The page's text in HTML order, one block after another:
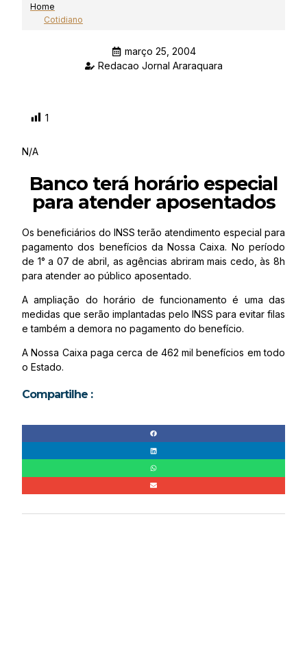
Home
Cotidiano
março 25, 2004
Redacao Jornal Araraquara
1
N/A
Banco terá horário especial
para atender aposentados
Os beneficiários do INSS terão atendimento especial para
pagamento dos benefícios da Nossa Caixa. No período
de 1° a 07 de abril, as agências abriram mais cedo, às 8h
para atender ao público aposentado.
A ampliação do horário de funcionamento é uma das
medidas que serão implantadas pelo INSS para evitar filas
e também a demora no pagamento do benefício.
A Nossa Caixa paga cerca de 462 mil benefícios em todo
o Estado.
Compartilhe :